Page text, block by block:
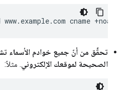
www.example.com cname +noall
الصحيحة لموقعك الإلكتروني. مثلاً: